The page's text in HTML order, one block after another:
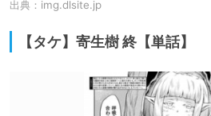
出典： img.dlsite.jp
【タケ】寄生樹 終【単話】